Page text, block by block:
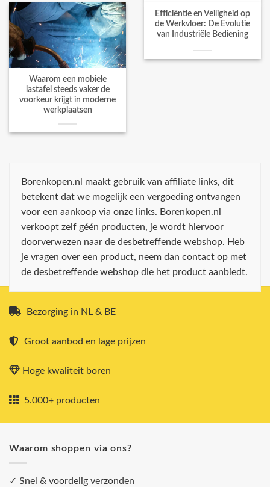
Waarom een mobiele
lastafel steeds vaker de
voorkeur krijgt in moderne
werkplaatsen
Efficiëntie en Veiligheid op
de Werkvloer: De Evolutie
van Industriële Bediening
Borenkopen.nl maakt gebruik van affiliate links, dit
betekent dat we mogelijk een vergoeding ontvangen
voor een aankoop via onze links. Borenkopen.nl
verkoopt zelf géén producten, je wordt hiervoor
doorverwezen naar de desbetreffende webshop. Heb
je vragen over een product, neem dan contact op met
de desbetreffende webshop die het product aanbiedt.
Bezorging in NL & BE
Groot aanbod en lage prijzen
Hoge kwaliteit boren
5.000+ producten
Waarom shoppen via ons?
✓ Snel & voordelig verzonden